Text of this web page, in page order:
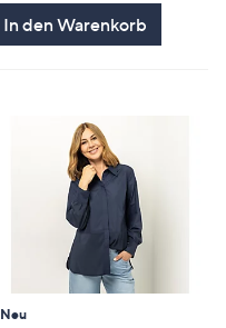
In den Warenkorb
Neu